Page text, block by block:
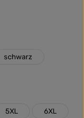
schwarz
5XL
6XL